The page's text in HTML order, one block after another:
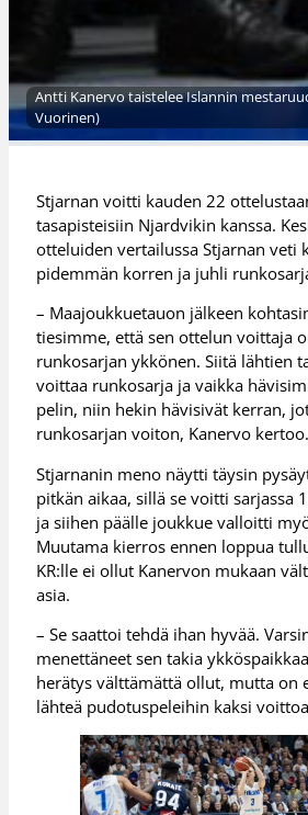
Antti Kanervo taistelee Islannin
Vuorinen)
Stjarnan voitti kauden 22
tasapisteisiin Njardvikin kanssa.
otteluiden vertailussa Stjarnan veti
pidemmän korren ja juhli
– Maajoukkuetauon jälkeen
tiesimme, että sen ottelun voittaja
runkosarjan ykkönen. Siitä lähtien
voittaa runkosarja ja vaikka
pelin, niin hekin hävisivät kerran,
runkosarjan voiton, Kanervo kertoo.
Stjarnanin meno näytti täysin
pitkän aikaa, sillä se voitti sarjassa
ja siihen päälle joukkue valloitti
Muutama kierros ennen loppua
KR:lle ei ollut Kanervon mukaan
asia.
– Se saattoi tehdä ihan hyvää.
menettäneet sen takia
herätys välttämättä ollut, mutta on
lähteä pudotuspeleihin kaksi